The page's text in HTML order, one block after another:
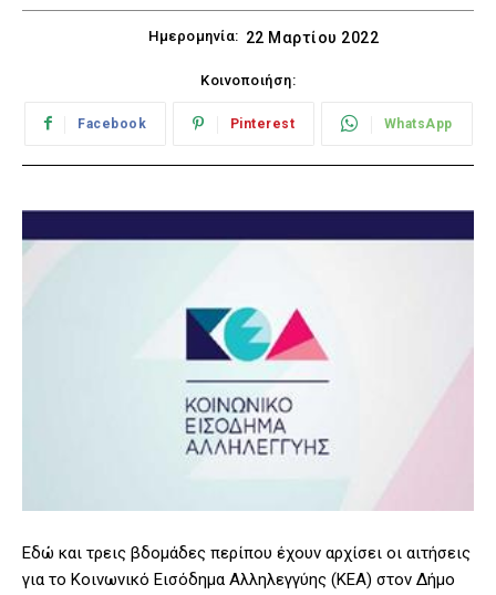
Ημερομηνία: 22 Μαρτίου 2022
Κοινοποιήση:
Facebook Pinterest WhatsApp
Εδώ και τρεις βδομάδες περίπου έχουν αρχίσει οι αιτήσεις
για το Κοινωνικό Εισόδημα Αλληλεγγύης (ΚΕΑ) στον Δήμο